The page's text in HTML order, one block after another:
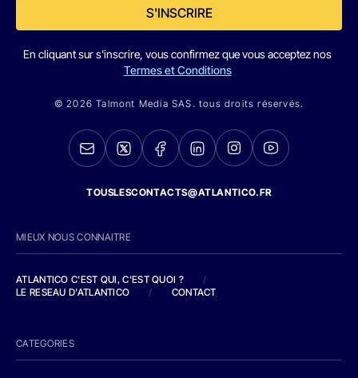
S'INSCRIRE
En cliquant sur s'inscrire, vous confirmez que vous acceptez nos
Termes et Conditions
© 2026 Talmont Media SAS. tous droits réservés.
TOUSLESCONTACTS@ATLANTICO.FR
MIEUX NOUS CONNAITRE
ATLANTICO C'EST QUI, C'EST QUOI ?
/
LE RESEAU D'ATLANTICO
/ CONTACT
CATEGORIES